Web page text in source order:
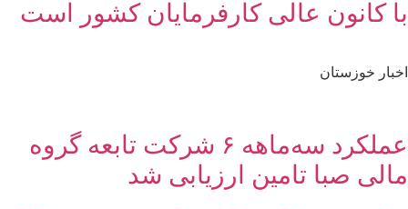
با کانون عالی کارفرمایان کشور است
اخبار خوزستان
عملکرد سه‌ماهه ۶ شرکت‌ تابعه گروه
مالی صبا تامین ارزیابی شد